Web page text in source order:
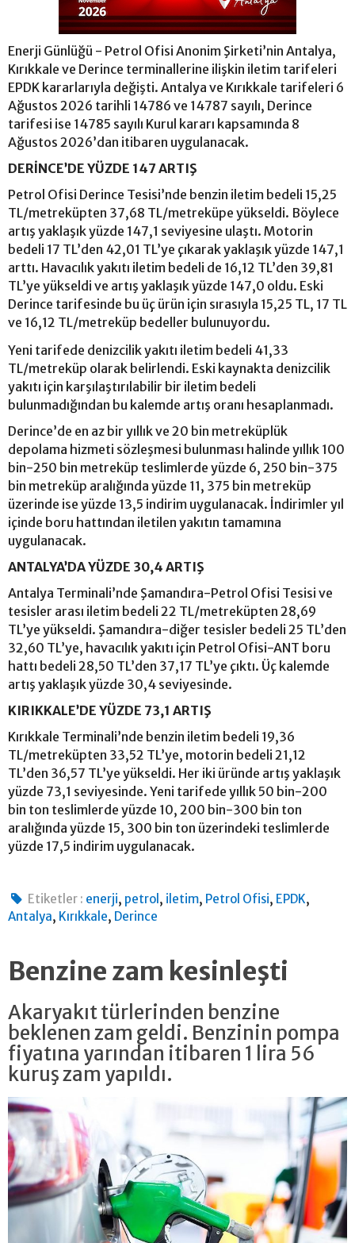
Enerji Günlüğü - Petrol Ofisi Anonim Şirketi’nin Antalya,
Kırıkkale ve Derince terminallerine ilişkin iletim tarifeleri
EPDK kararlarıyla değişti. Antalya ve Kırıkkale tarifeleri 6
Ağustos 2026 tarihli 14786 ve 14787 sayılı, Derince
tarifesi ise 14785 sayılı Kurul kararı kapsamında 8
Ağustos 2026’dan itibaren uygulanacak.
DERİNCE’DE YÜZDE 147 ARTIŞ
Petrol Ofisi Derince Tesisi’nde benzin iletim bedeli 15,25
TL/metreküpten 37,68 TL/metreküpe yükseldi. Böylece
artış yaklaşık yüzde 147,1 seviyesine ulaştı. Motorin
bedeli 17 TL’den 42,01 TL’ye çıkarak yaklaşık yüzde 147,1
arttı. Havacılık yakıtı iletim bedeli de 16,12 TL’den 39,81
TL’ye yükseldi ve artış yaklaşık yüzde 147,0 oldu. Eski
Derince tarifesinde bu üç ürün için sırasıyla 15,25 TL, 17 TL
ve 16,12 TL/metreküp bedeller bulunuyordu.
Yeni tarifede denizcilik yakıtı iletim bedeli 41,33
TL/metreküp olarak belirlendi. Eski kaynakta denizcilik
yakıtı için karşılaştırılabilir bir iletim bedeli
bulunmadığından bu kalemde artış oranı hesaplanmadı.
Derince’de en az bir yıllık ve 20 bin metreküplük
depolama hizmeti sözleşmesi bulunması halinde yıllık 100
bin-250 bin metreküp teslimlerde yüzde 6, 250 bin-375
bin metreküp aralığında yüzde 11, 375 bin metreküp
üzerinde ise yüzde 13,5 indirim uygulanacak. İndirimler yıl
içinde boru hattından iletilen yakıtın tamamına
uygulanacak.
ANTALYA’DA YÜZDE 30,4 ARTIŞ
Antalya Terminali’nde Şamandıra-Petrol Ofisi Tesisi ve
tesisler arası iletim bedeli 22 TL/metreküpten 28,69
TL’ye yükseldi. Şamandıra-diğer tesisler bedeli 25 TL’den
32,60 TL’ye, havacılık yakıtı için Petrol Ofisi-ANT boru
hattı bedeli 28,50 TL’den 37,17 TL’ye çıktı. Üç kalemde
artış yaklaşık yüzde 30,4 seviyesinde.
KIRIKKALE’DE YÜZDE 73,1 ARTIŞ
Kırıkkale Terminali’nde benzin iletim bedeli 19,36
TL/metreküpten 33,52 TL’ye, motorin bedeli 21,12
TL’den 36,57 TL’ye yükseldi. Her iki üründe artış yaklaşık
yüzde 73,1 seviyesinde. Yeni tarifede yıllık 50 bin-200
bin ton teslimlerde yüzde 10, 200 bin-300 bin ton
aralığında yüzde 15, 300 bin ton üzerindeki teslimlerde
yüzde 17,5 indirim uygulanacak.
Etiketler : enerji, petrol , iletim, Petrol Ofisi, EPDK,
Antalya, Kırıkkale, Derince
Benzine zam kesinleşti
Akaryakıt türlerinden benzine
beklenen zam geldi. Benzinin pompa
fiyatına yarından itibaren 1 lira 56
kuruş zam yapıldı.